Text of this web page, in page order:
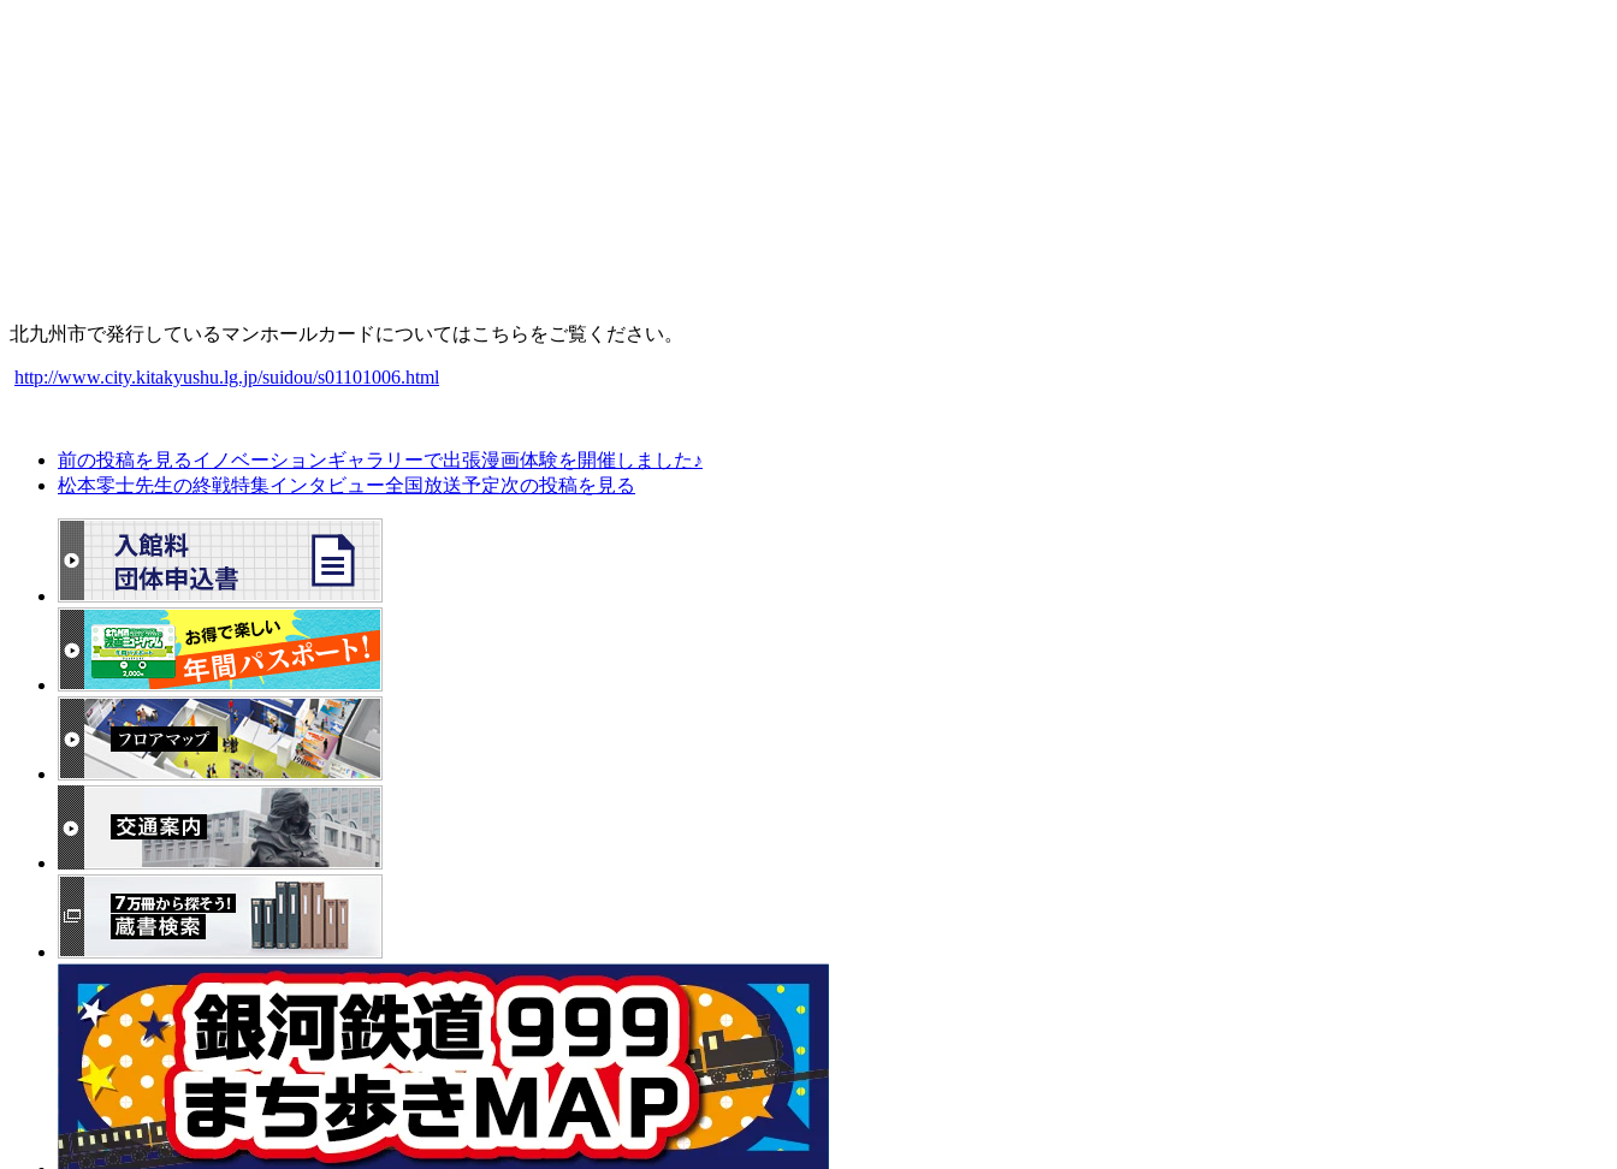
北九州市で発行しているマンホールカードについてはこちらをご覧ください。
http://www.city.kitakyushu.lg.jp/suidou/s01101006.html
前の投稿を見るイノベーションギャラリーで出張漫画体験を開催しました♪
松本零士先生の終戦特集インタビュー全国放送予定次の投稿を見る